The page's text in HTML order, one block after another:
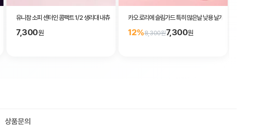
무향료 15매입
유니참 소피 센터인 콤팩트 1/2 생리대 내츄럴플로럴향 많은날용 슬림 날개형 24.5cm 16매입
7,300원
카오 로리에 슬림가드 특히 많은날 낮용 날개형 25cm 스위트로즈향
12%8,300원7,300원
상품문의